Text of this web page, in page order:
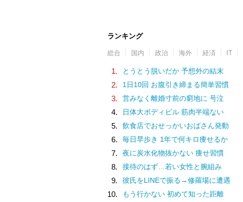
ランキング
総合 国内 政治 海外 経済 IT
1. とうとう脱いだか 予想外の結末
2. 1日10回 お腹引き締まる簡単習慣
3. 営みなく離婚寸前の窮地に 号泣
4. 日体大ボディビル 筋肉半端ない
5. 飲食店でおせっかいおばさん発動
6. 毎日早歩き 1年で何キロ痩せるか
7. 夜に炭水化物抜かない 痩せ習慣
8. 接待のはず…若い女性と腕組み
9. 彼氏をLINEで振る→修羅場に遭遇
10. もう行かない 初めて知った距離